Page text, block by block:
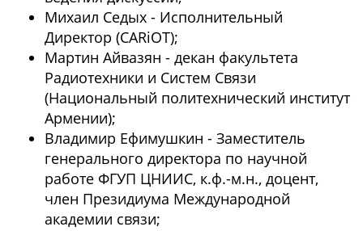
Михаил Седых - Исполнительный
Директор (CARiOT);
Мартин Айвазян - декан факультета
Радиотехники и Систем Связи
(Национальный политехнический институт
Армении);
Владимир Ефимушкин - Заместитель
генерального директора по научной
работе ФГУП ЦНИИС, к.ф.-м.н., доцент,
член Президиума Международной
академии связи;